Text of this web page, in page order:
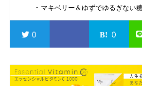
マキベリー＆ゆずでゆるぎない
0 0